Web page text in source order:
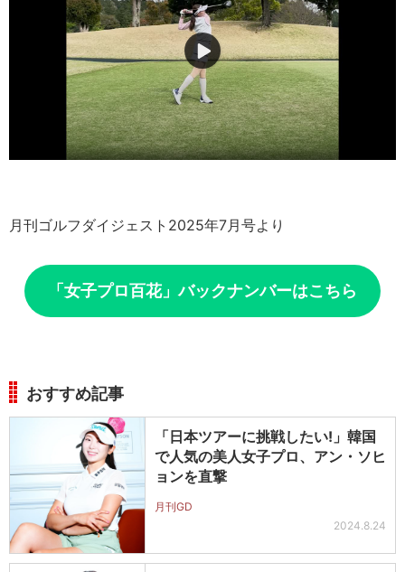
月刊ゴルフダイジェスト2025年7月号より
「女子プロ百花」バックナンバーはこちら
おすすめ記事
「日本ツアーに挑戦したい!」韓国
で人気の美人女子プロ、アン・ソヒ
ョンを直撃
月刊GD
2024.8.24